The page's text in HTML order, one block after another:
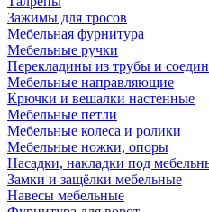
Зажимы для тросов
Мебельная фурнитура
Мебельные ручки
Перекладины из трубы и
Мебельные направляющие
Крючки и вешалки настенные
Мебельные петли
Мебельные колеса и ролики
Мебельные ножки, опоры
Насадки, накладки под
Замки и защёлки мебельные
Навесы мебельные